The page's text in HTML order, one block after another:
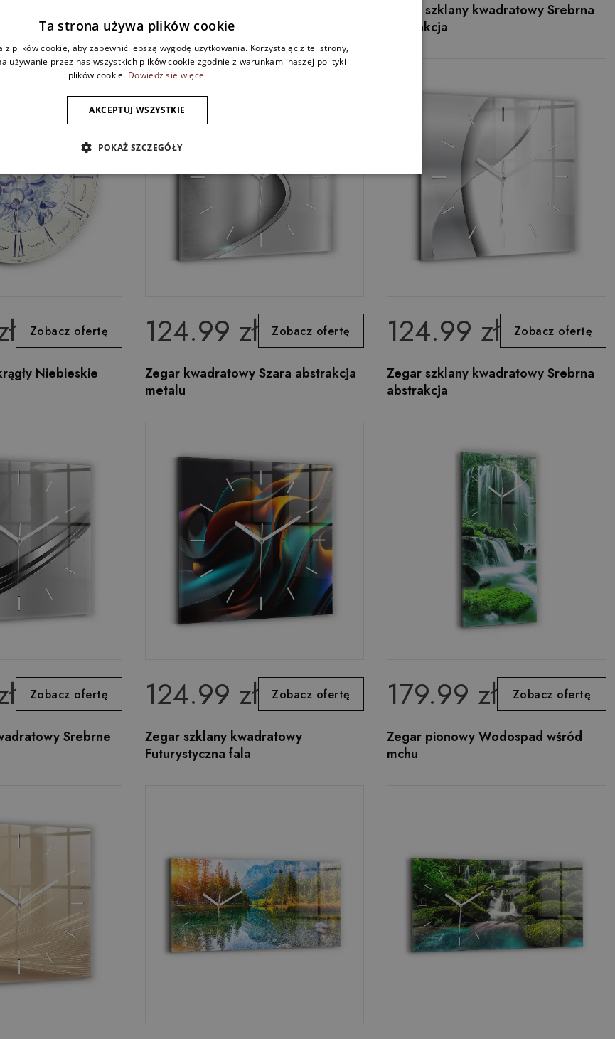
nowoczesna
Zegar szklany kwadratowy Srebrna
abstrakcja
Zobacz ofertę
Niebieskie
124.99 zł Zobacz ofertę
Zegar kwadratowy Szara abstrakcja
metalu
124.99 zł Zobacz ofertę
Zegar szklany kwadratowy Srebrna
abstrakcja
Zobacz ofertę
Srebrne
124.99 zł Zobacz ofertę
Zegar szklany kwadratowy
Futurystyczna fala
179.99 zł Zobacz ofertę
Zegar pionowy Wodospad wśród
mchu
Ta strona używa plików cookie
z plików cookie, aby zapewnić lepszą wygodę użytkowania. Korzystając z tej strony,
używanie przez nas wszystkich plików cookie zgodnie z warunkami naszej polityki
plików cookie. Dowiedz się więcej
AKCEPTUJ WSZYSTKIE
POKAŻ SZCZEGÓŁY